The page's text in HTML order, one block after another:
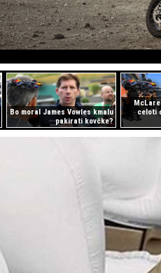
Bo moral James Vowles kmalu
pakirati kovčke?
celoti